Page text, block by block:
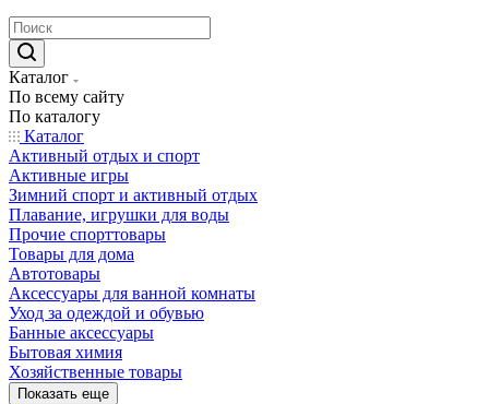
Каталог
По всему сайту
По каталогу
Каталог
Активный отдых и спорт
Активные игры
Зимний спорт и активный отдых
Плавание, игрушки для воды
Прочие спорттовары
Товары для дома
Автотовары
Аксессуары для ванной комнаты
Уход за одеждой и обувью
Банные аксессуары
Бытовая химия
Хозяйственные товары
Показать еще